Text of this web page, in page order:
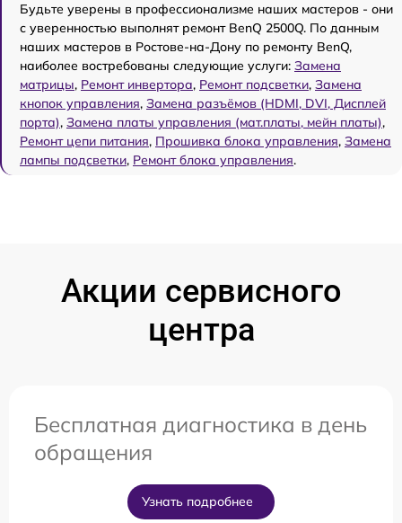
Будьте уверены в профессионализме наших мастеров - они
с уверенностью выполнят ремонт BenQ 2500Q. По данным
наших мастеров в Ростове-на-Дону по ремонту BenQ,
наиболее востребованы следующие услуги: Замена
матрицы, Ремонт инвертора, Ремонт подсветки, Замена
кнопок управления, Замена разъёмов (HDMI, DVI, Дисплей
порта), Замена платы управления (мат.платы, мейн платы),
Ремонт цепи питания, Прошивка блока управления, Замена
лампы подсветки, Ремонт блока управления.
Акции сервисного
центра
Бесплатная диагностика в день
обращения
Узнать подробнее